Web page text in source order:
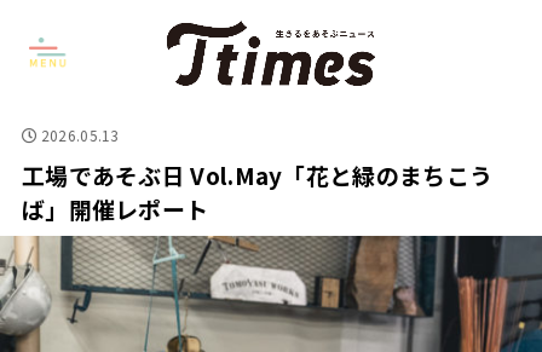
2026.05.13
工場であそぶ日 Vol.May「花と緑のまちこう
ば」開催レポート